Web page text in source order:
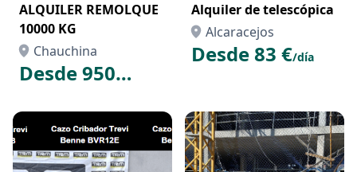
ALQUILER REMOLQUE
10000 KG
Chauchina
Desde 950
Alquiler de telescópica
Alcaracejos
Desde 83 €/día